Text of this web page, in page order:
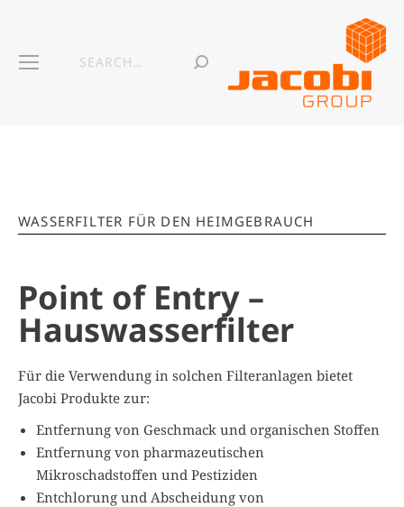
WASSERFILTER FÜR DEN HEIMGEBRAUCH
Point of Entry –
Hauswasserfilter
Für die Verwendung in solchen Filteranlagen bietet
Jacobi Produkte zur:
Entfernung von Geschmack und organischen Stoffen
Entfernung von pharmazeutischen
Mikroschadstoffen und Pestiziden
Entchlorung und Abscheidung von